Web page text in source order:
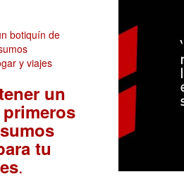
un
tu
.